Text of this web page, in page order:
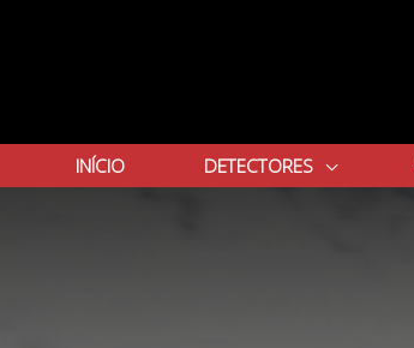
INÍCIO DETECTORES